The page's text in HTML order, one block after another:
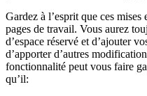
Gardez à l’esprit que ces mises
pages de travail. Vous aurez
d’espace réservé et d’ajouter
d’apporter d’autres
fonctionnalité peut vous faire
qu’il: